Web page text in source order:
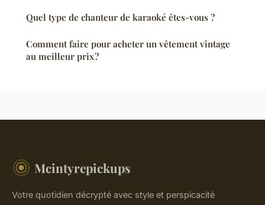
Quel type de chanteur de karaoké êtes-vous ?
Comment faire pour acheter un vêtement vintage
au meilleur prix ?
Mcintyrepickups
Votre quotidien décrypté avec style et perspicacité